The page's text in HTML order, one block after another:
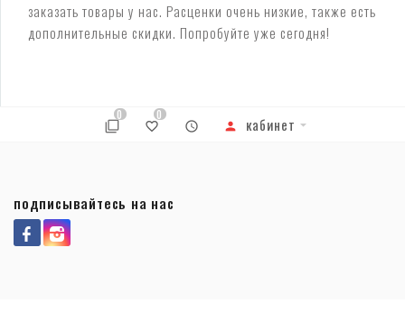
заказать товары у нас. Расценки очень низкие, также есть
дополнительные скидки. Попробуйте уже сегодня!
0 0 кабинет
подписывайтесь на нас